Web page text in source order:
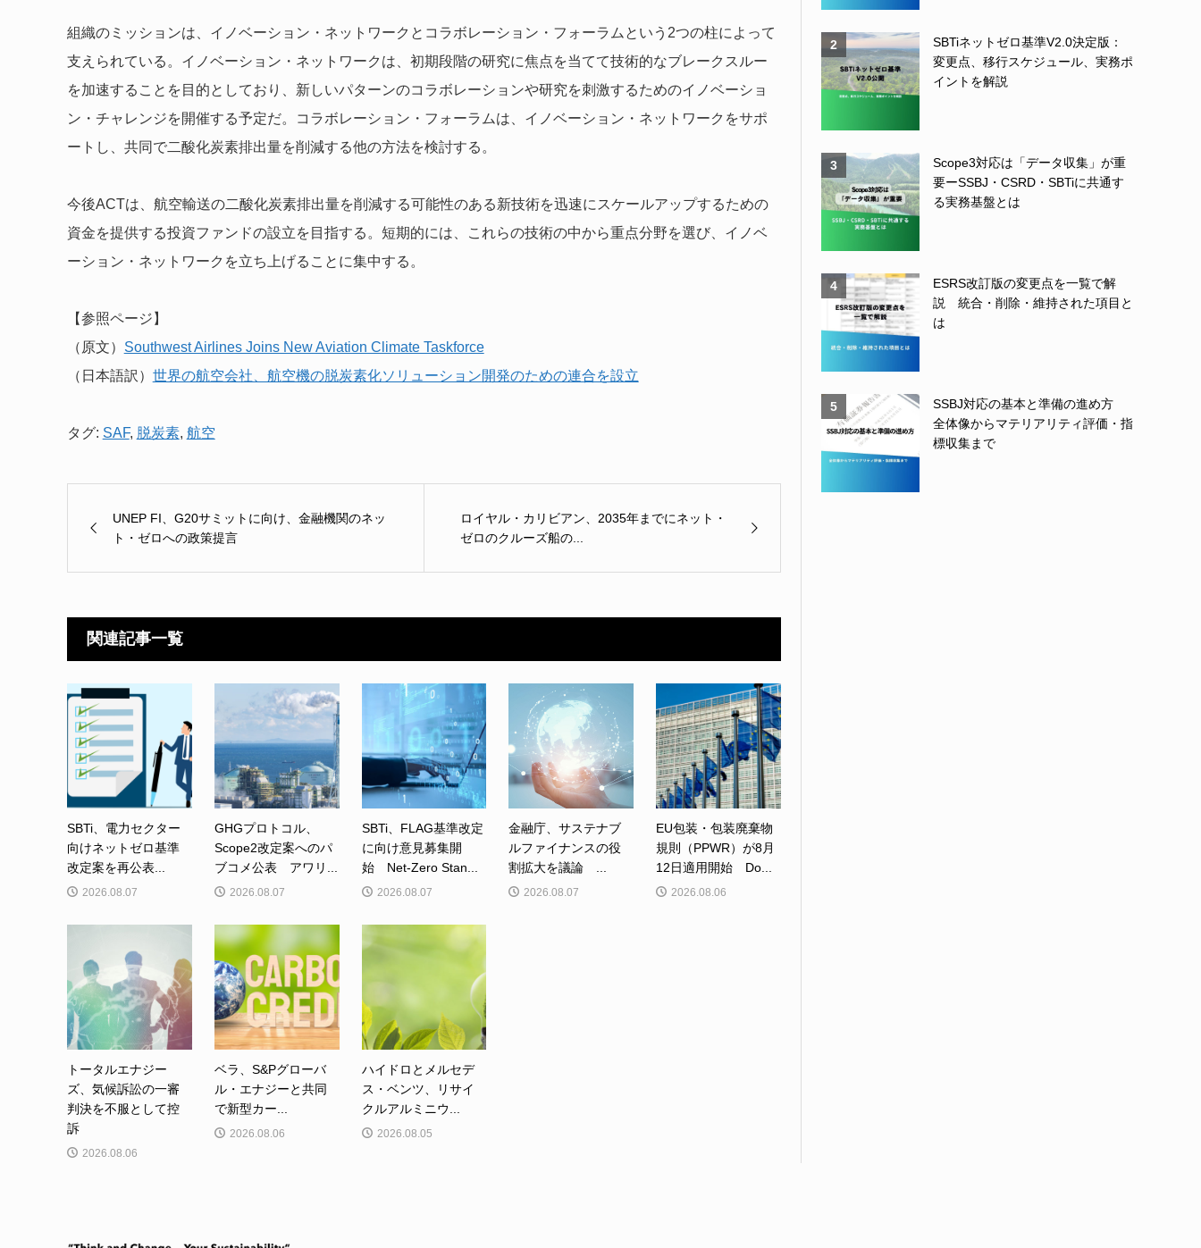
組織のミッションは、イノベーション・ネットワークとコラボレーション・フォーラムという2つの柱によって
支えられている。イノベーション・ネットワークは、初期段階の研究に焦点を当てて技術的なブレークスルー
を加速することを目的としており、新しいパターンのコラボレーションや研究を刺激するためのイノベーショ
ン・チャレンジを開催する予定だ。コラボレーション・フォーラムは、イノベーション・ネットワークをサポ
ートし、共同で二酸化炭素排出量を削減する他の方法を検討する。
今後ACTは、航空輸送の二酸化炭素排出量を削減する可能性のある新技術を迅速にスケールアップするための
資金を提供する投資ファンドの設立を目指する。短期的には、これらの技術の中から重点分野を選び、イノベ
ーション・ネットワークを立ち上げることに集中する。
【参照ページ】
（原文） Southwest Airlines Joins New Aviation Climate Taskforce
（日本語訳） 世界の航空会社、航空機の脱炭素化ソリューション開発のための連合を設立
タグ: SAF, 脱炭素, 航空
UNEP FI、G20サミットに向け、金融機関のネッ
ト・ゼロへの政策提言
ロイヤル・カリビアン、2035年までにネット・
ゼロのクルーズ船の...
関連記事一覧
SBTi、電力セクター
向けネットゼロ基準
改定案を再公表...
2026.08.07
GHGプロトコル、
Scope2改定案へのパ
ブコメ公表 アワリ...
2026.08.07
SBTi、FLAG基準改定
に向け意見募集開
始 Net-Zero Stan...
2026.08.07
金融庁、サステナブ
ルファイナンスの役
割拡大を議論 ...
2026.08.07
EU包装・包装廃棄物
規則（PPWR）が8月
12日適用開始 Do...
2026.08.06
トータルエナジー
ズ、気候訴訟の一審
判決を不服として控
訴
2026.08.06
ベラ、S&Pグローバ
ル・エナジーと共同
で新型カー...
2026.08.06
ハイドロとメルセデ
ス・ベンツ、リサイ
クルアルミニウ...
2026.08.05
2
SBTiネットゼロ基準V2.0決定版：
変更点、移行スケジュール、実務ポ
イントを解説
3
Scope3対応は「データ収集」が重
要ーSSBJ・CSRD・SBTiに共通す
る実務基盤とは
4
ESRS改訂版の変更点を一覧で解
説 統合・削除・維持された項目と
は
5
SSBJ対応の基本と準備の進め方
全体像からマテリアリティ評価・指
標収集まで